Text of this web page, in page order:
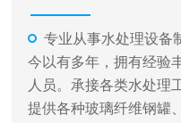
专业从事水处理设备
今以有多年，拥有经验
人员。承接各类水处理
提供各种玻璃纤维钢罐